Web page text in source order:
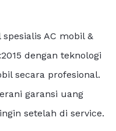
AC mobil &
dengan teknologi
secara profesional.
garansi uang
setelah di service.